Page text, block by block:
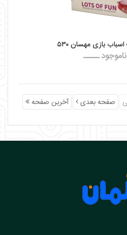
بازی مهسان ۵۳۰
ـــــ
صفحه بعدی آخرین صفحه